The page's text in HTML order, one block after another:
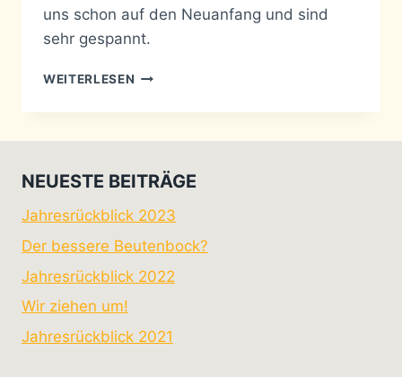
uns schon auf den Neuanfang und sind
sehr gespannt.
WEITERLESEN WIR
UM!
NEUESTE BEITRÄGE
Jahresrückblick 2023
Der bessere Beutenbock?
Jahresrückblick 2022
Wir ziehen um!
Jahresrückblick 2021